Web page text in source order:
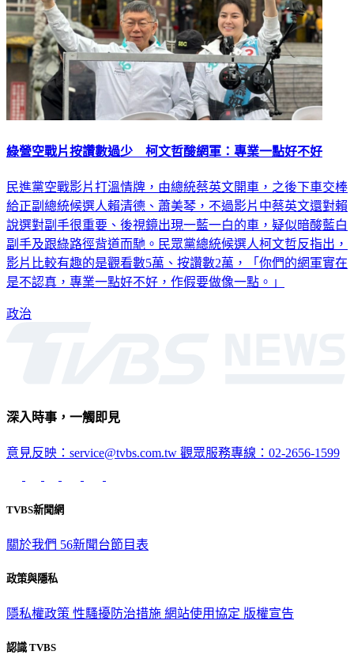
綠營空戰片按讚數過少 柯文哲酸網軍：專業一點好不好
民進黨空戰影片打溫情牌，由總統蔡英文開車，之後下車交棒
給正副總統候選人賴清德、蕭美琴，不過影片中蔡英文還對賴
說選對副手很重要、後視鏡出現一藍一白的車，疑似暗酸藍白
副手及跟綠路徑背道而馳。民眾黨總統候選人柯文哲反指出，
影片比較有趣的是觀看數5萬、按讚數2萬，「你們的網軍實在
是不認真，專業一點好不好，作假要做像一點。」
政治
深入時事，一觸即見
意見反映：service@tvbs.com.tw 觀眾服務專線：02-2656-1599
TVBS新聞網
關於我們 56新聞台節目表
政策與隱私
隱私權政策 性騷擾防治措施 網站使用協定 版權宣告
認識 TVBS